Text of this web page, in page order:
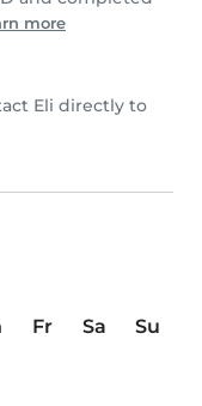
more
Eli directly to
Fr Sa
Su